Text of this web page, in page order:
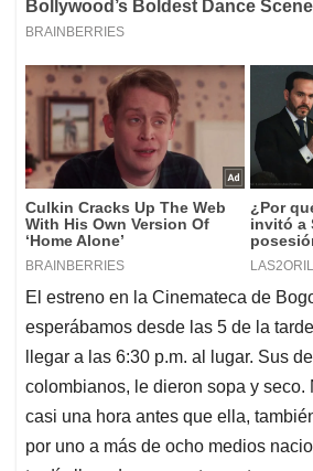
El estreno en la Cinemateca de
esperábamos desde las 5 de la
llegar a las 6:30 p.m. al lugar. Sus
colombianos, le dieron sopa y seco.
casi una hora antes que ella,
por uno a más de ocho medios